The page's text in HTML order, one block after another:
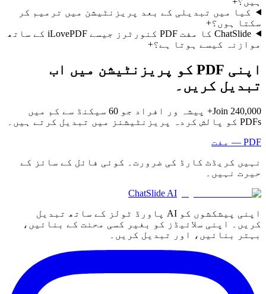
کیا میں تبدیلی کے بعد پریزنٹیشن میں ترمیم کر
سکتا ہوں؟+
ChatSlide کا مفت PDF کنورٹرز جیسے iLovePDF کے ساتھ
موازنہ کیسے ہوتا ہے؟+
اپنی PDF کو پریزنٹیشن میں اب
تبدیل کریں۔
Join 240,000+ پیشہ ور افراد جو 60 سیکنڈ سے کم میں
PDFs کو پالش کردہ پریزنٹیشنز میں تبدیل کرتے ہیں۔
PDF — مفت
نہیں کریڈٹ کارڈ کی ضرورت۔ کوئی فائل کے سائز کے
حیرت نہیں۔
ChatSlide AI
اپنی پیشکشوں کو AI پاورڈ ٹولز کے ساتھ تبدیل
کریں۔ اپنی سلائیڈز کو بغیر کسی محنت کے بنائیں،
بہتر بنائیں، اور تبدیل کریں۔